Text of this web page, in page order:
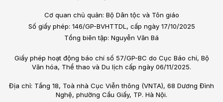
Cơ quan chủ quản: Bộ Dân tộc và Tôn giáo
Số giấy phép: 146/GP-BVHTTDL, cấp ngày 17/10/2025
Tổng biên tập: Nguyễn Văn Bá
Giấy phép hoạt động báo chí số 57/GP-BC do Cục Báo chí, Bộ
Văn hóa, Thể thao và Du lịch cấp ngày 06/11/2025.
Địa chỉ: Tầng 18, Toà nhà Cục Viễn thông (VNTA), 68 Dương Đình
Nghệ, phường Cầu Giấy, TP. Hà Nội.